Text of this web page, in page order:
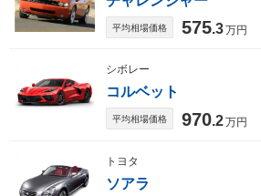
平均相場価格 575.3万円
シボレー
コルベット
平均相場価格 970.2万円
トヨタ
ソアラ